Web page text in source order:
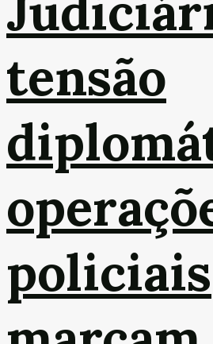
tensão
policiais